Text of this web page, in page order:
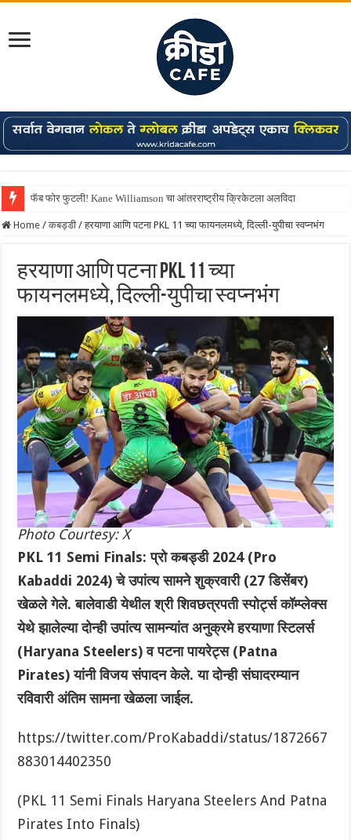
फॅब फोर फुटली! Kane Williamson चा आंतरराष्ट्रीय क्रिकेटला अलविदा
Home / कबड्डी / हरयाणा आणि पटना PKL 11 च्या फायनलमध्ये, दिल्ली-युपीचा स्वप्नभंग
हरयाणा आणि पटना PKL 11 च्या
फायनलमध्ये, दिल्ली-युपीचा स्वप्नभंग
Photo Courtesy: X
PKL 11 Semi Finals: प्रो कबड्डी 2024 (Pro
Kabaddi 2024) चे उपांत्य सामने शुक्रवारी (27 डिसेंबर)
खेळले गेले. बालेवाडी येथील श्री शिवछत्रपती स्पोर्ट्स कॉम्प्लेक्स
येथे झालेल्या दोन्ही उपांत्य सामन्यांत अनुक्रमे हरयाणा स्टिलर्स
(Haryana Steelers) व पटना पायरेट्स (Patna
Pirates) यांनी विजय संपादन केले. या दोन्ही संघादरम्यान
रविवारी अंतिम सामना खेळला जाईल.
https://twitter.com/ProKabaddi/status/1872667
883014402350
(PKL 11 Semi Finals Haryana Steelers And Patna
Pirates Into Finals)